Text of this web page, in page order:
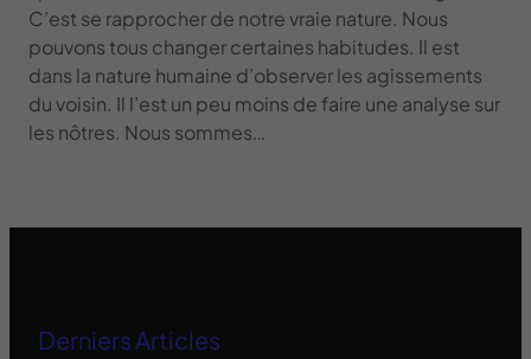
C’est se rapprocher de notre vraie nature. Nous
pouvons tous changer certaines habitudes. Il est
dans la nature humaine d’observer les agissements
du voisin. Il l’est un peu moins de faire une analyse sur
les nôtres. Nous sommes…
Derniers Articles